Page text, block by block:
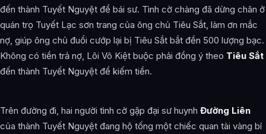
đến thành Tuyết Nguyệt để bái sư. Tình cờ chàng đã dừng chân ở
quán trọ Tuyết Lạc sơn trang của ông chủ Tiêu Sắt, làm ơn mắc
nợ, giúp ông chủ đuổi cướp lại bị Tiêu Sắt bắt đền 500 lượng bạc.
Không có tiền trả nợ, Lôi Vô Kiệt buộc phải đồng ý theo Tiêu Sắt
đến thành Tuyết Nguyệt để kiếm tiền.
Trên đường đi, hai người tình cờ gặp đại sư huynh Đường Liên
của thành Tuyết Nguyệt đang hộ tống một chiếc quan tài vàng bí